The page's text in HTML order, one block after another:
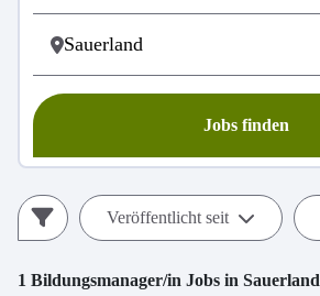
Jobs finden
Veröffentlicht seit
1 Bildungsmanager/in Jobs in Sauerland